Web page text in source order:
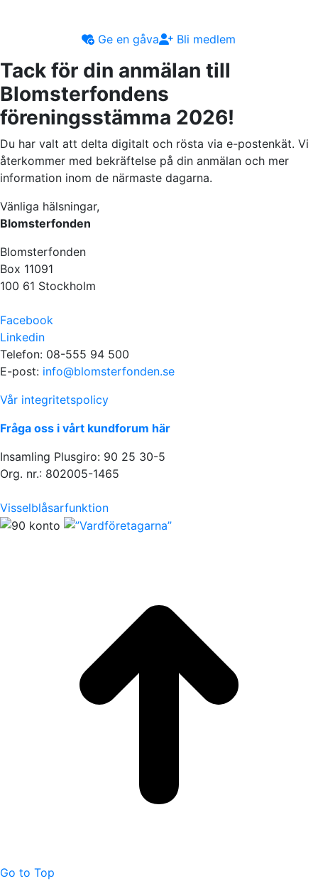
Ge en gåva Bli medlem
Tack för din anmälan till
Blomsterfondens
föreningsstämma 2026!
Du har valt att delta digitalt och rösta via e-postenkät. Vi
återkommer med bekräftelse på din anmälan och mer
information inom de närmaste dagarna.
Vänliga hälsningar,
Blomsterfonden
Blomsterfonden
Box 11091
100 61 Stockholm
Facebook
Linkedin
Telefon: 08-555 94 500
E-post: info@blomsterfonden.se
Vår integritetspolicy
Fråga oss i vårt kundforum här
Insamling Plusgiro: 90 25 30-5
Org. nr.: 802005-1465
Visselblåsarfunktion
Go to Top